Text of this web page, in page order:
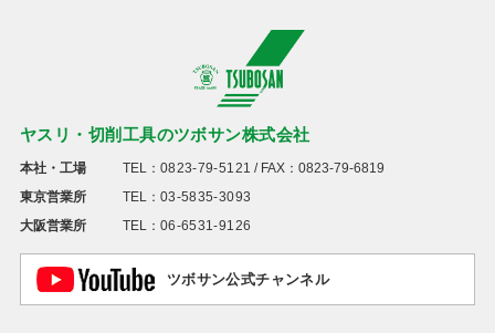
ヤスリ・切削工具のツボサン株式会社
本社・工場 TEL： 0823-79-5121 / FAX：0823-79-6819
東京営業所
TEL： 03-5835-3093
大阪営業所
TEL： 06-6531-9126
ツボサン公式チャンネル